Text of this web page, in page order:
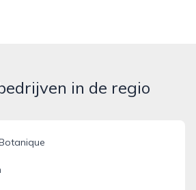
in de regio